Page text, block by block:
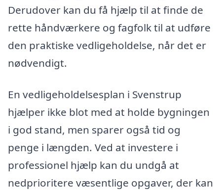
Derudover kan du få hjælp til at finde de
rette håndværkere og fagfolk til at udføre
den praktiske vedligeholdelse, når det er
nødvendigt.
En vedligeholdelsesplan i Svenstrup
hjælper ikke blot med at holde bygningen
i god stand, men sparer også tid og
penge i længden. Ved at investere i
professionel hjælp kan du undgå at
nedprioritere væsentlige opgaver, der kan